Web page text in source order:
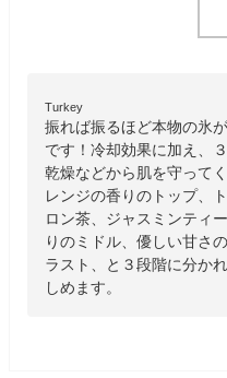
Turkey
振れば振るほど本物の氷
です！冷却効果に加え、
乾燥などから肌を守って
レンジの香りのトップ、
ロン茶、ジャスミンティ
りのミドル、優しい甘さ
ラスト、と３段階に分か
しめます。